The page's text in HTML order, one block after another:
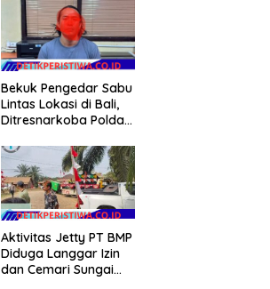
Bekuk Pengedar Sabu
Lintas Lokasi di Bali,
Ditresnarkoba Polda
Amankan Barang
Bukti Seberat 123
Gram Lebih
Aktivitas Jetty PT BMP
Diduga Langgar Izin
dan Cemari Sungai